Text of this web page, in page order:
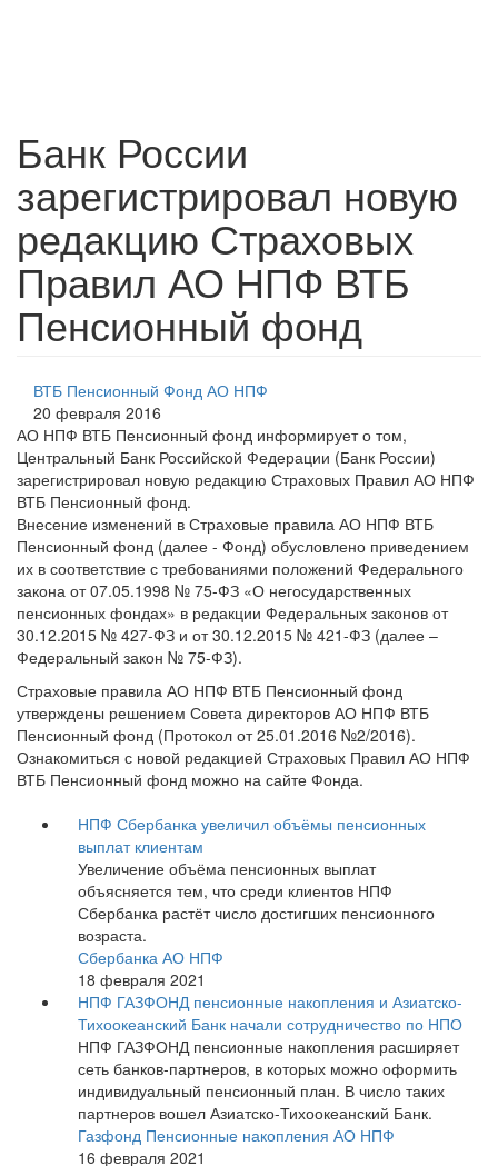
Банк России
зарегистрировал новую
редакцию Страховых
Правил АО НПФ ВТБ
Пенсионный фонд
ВТБ Пенсионный Фонд АО НПФ
20 февраля 2016
АО НПФ ВТБ Пенсионный фонд информирует о том,
Центральный Банк Российской Федерации (Банк России)
зарегистрировал новую редакцию Страховых Правил АО НПФ
ВТБ Пенсионный фонд.
Внесение изменений в Страховые правила АО НПФ ВТБ
Пенсионный фонд (далее - Фонд) обусловлено приведением
их в соответствие с требованиями положений Федерального
закона от 07.05.1998 № 75-ФЗ «О негосударственных
пенсионных фондах» в редакции Федеральных законов от
30.12.2015 № 427-ФЗ и от 30.12.2015 № 421-ФЗ (далее –
Федеральный закон № 75-ФЗ).
Страховые правила АО НПФ ВТБ Пенсионный фонд
утверждены решением Совета директоров АО НПФ ВТБ
Пенсионный фонд (Протокол от 25.01.2016 №2/2016).
Ознакомиться с новой редакцией Страховых Правил АО НПФ
ВТБ Пенсионный фонд можно на сайте Фонда.
НПФ Сбербанка увеличил объёмы пенсионных
выплат клиентам
Увеличение объёма пенсионных выплат
объясняется тем, что среди клиентов НПФ
Сбербанка растёт число достигших пенсионного
возраста.
Сбербанка АО НПФ
18 февраля 2021
НПФ ГАЗФОНД пенсионные накопления и Азиатско-
Тихоокеанский Банк начали сотрудничество по НПО
НПФ ГАЗФОНД пенсионные накопления расширяет
сеть банков-партнеров, в которых можно оформить
индивидуальный пенсионный план. В число таких
партнеров вошел Азиатско-Тихоокеанский Банк.
Газфонд Пенсионные накопления АО НПФ
16 февраля 2021